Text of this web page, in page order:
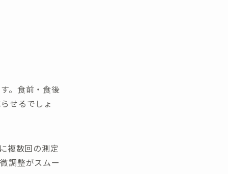
。食前・食後
せるでしょ
複数回の測定
調整がスムー